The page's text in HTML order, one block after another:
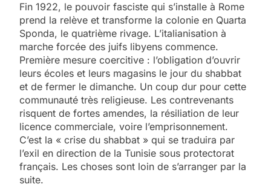
Fin 1922, le pouvoir fasciste qui s’installe à Rome
prend la relève et transforme la colonie en Quarta
Sponda, le quatrième rivage. L’italianisation à
marche forcée des juifs libyens commence.
Première mesure coercitive : l’obligation d’ouvrir
leurs écoles et leurs magasins le jour du shabbat
et de fermer le dimanche. Un coup dur pour cette
communauté très religieuse. Les contrevenants
risquent de fortes amendes, la résiliation de leur
licence commerciale, voire l’emprisonnement.
C’est la « crise du shabbat » qui se traduira par
l’exil en direction de la Tunisie sous protectorat
français. Les choses sont loin de s’arranger par la
suite.